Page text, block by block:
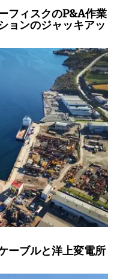
フィスクのP&A作業
ョンのジャッキアッ
ーブルと洋上変電所